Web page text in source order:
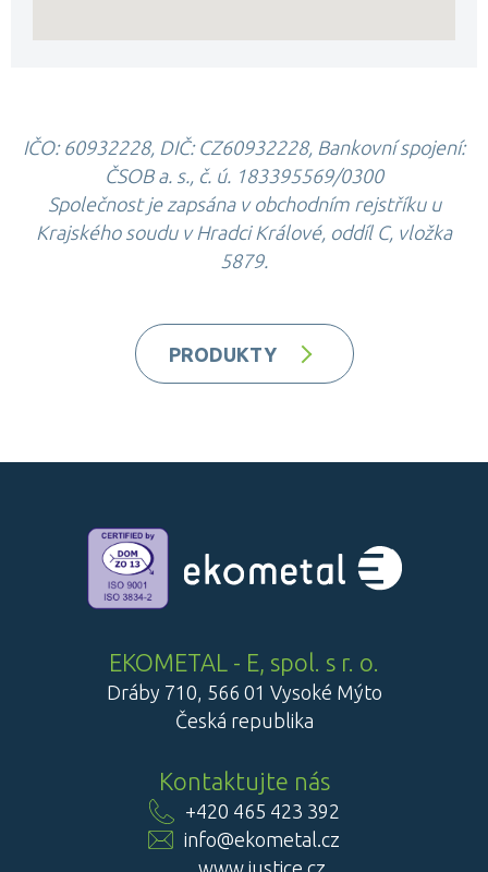
IČO: 60932228, DIČ: CZ60932228, Bankovní spojení:
ČSOB a. s., č. ú. 183395569/0300
Společnost je zapsána v obchodním rejstříku u
Krajského soudu v Hradci Králové, oddíl C, vložka
5879.
PRODUKTY
EKOMETAL - E, spol. s r. o.
Dráby 710, 566 01 Vysoké Mýto
Česká republika
Kontaktujte nás
+420 465 423 392
info@ekometal.cz
www.justice.cz